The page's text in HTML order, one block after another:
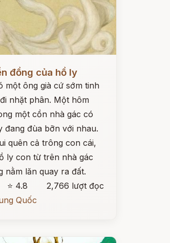
đồng của hồ ly
một ông già cứ sớm tinh
nhặt phân. Một hôm
một cồn nhà gác có
đang đùa bỡn với nhau.
quên cả trông con cái,
ly con từ trên nhà gác
nằm lăn quay ra đất.
⭐ 4.8
2,766 lượt đọc
Quốc